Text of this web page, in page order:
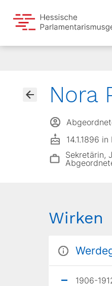
Nora
14.1.1896
Sekretärin,
Wirken
1906-